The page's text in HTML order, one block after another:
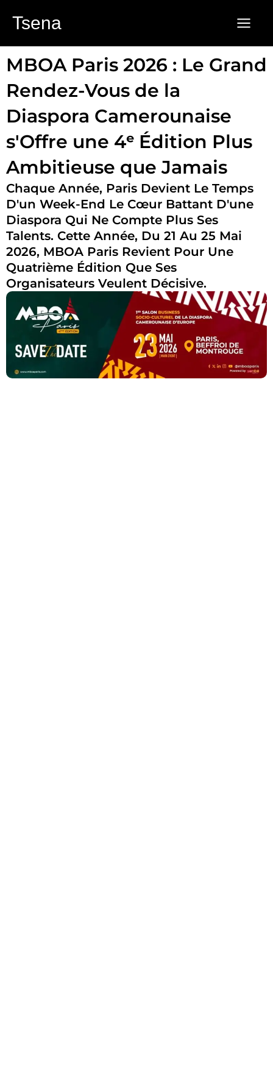
auTsena
MBOA Paris 2026 : Le Grand
Rendez-Vous de la
Diaspora Camerounaise
s'Offre une 4ᵉ Édition Plus
Ambitieuse que Jamais
Chaque Année, Paris Devient Le Temps
D'un Week-End Le Cœur Battant D'une
Diaspora Qui Ne Compte Plus Ses
Talents. Cette Année, Du 21 Au 25 Mai
2026, MBOA Paris Revient Pour Une
Quatrième Édition Que Ses
Organisateurs Veulent Décisive.